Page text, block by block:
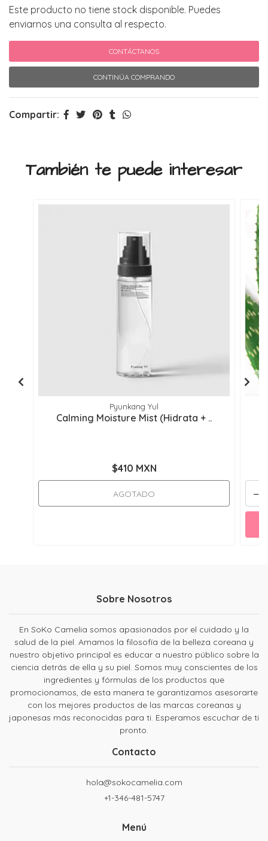
Este producto no tiene stock disponible. Puedes
enviarnos una consulta al respecto.
CONTÁCTANOS
CONTINÚA COMPRANDO
Compartir:
También te puede interesar
Pyunkang Yul
Calming Moisture Mist (Hidrata + ..
$410 MXN
AGOTADO -
Sobre Nosotros
En SoKo Camelia somos apasionados por el cuidado y la
salud de la piel. Amamos la filosofía de la belleza coreana y
nuestro objetivo principal es educar a nuestro público sobre la
ciencia detrás de ella y su piel. Somos muy conscientes de los
ingredientes y fórmulas de los productos que
promocionamos, de esta manera te garantizamos asesorarte
con los mejores productos de las marcas coreanas y
japonesas más reconocidas para ti. Esperamos escuchar de ti
pronto.
Contacto
hola@sokocamelia.com
+1-346-481-5747
Menú